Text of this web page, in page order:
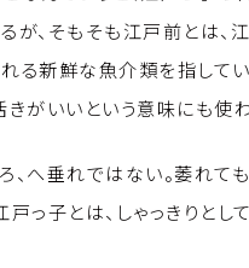
が、そもそも江戸前とは、
る新鮮な魚介類を指してい
きがいいという意味にも使
、へ垂れではない。萎れて
戸っ子とは、しゃっきりとし